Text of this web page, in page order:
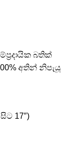
බතික්
අතින් නිපැයූ
17″)